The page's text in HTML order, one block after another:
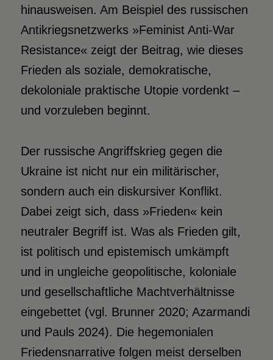
hinausweisen. Am Beispiel des russischen
Antikriegsnetzwerks »Feminist Anti-War
Resistance« zeigt der Beitrag, wie dieses
Frieden als soziale, demokratische,
dekoloniale praktische Utopie vordenkt –
und vorzuleben beginnt.
Der russische Angriffskrieg gegen die
Ukraine ist nicht nur ein militärischer,
sondern auch ein diskursiver Konflikt.
Dabei zeigt sich, dass »Frieden« kein
neutraler Begriff ist. Was als Frieden gilt,
ist politisch und epistemisch umkämpft
und in ungleiche geopolitische, koloniale
und gesellschaftliche Machtverhältnisse
eingebettet (vgl. Brunner 2020; Azarmandi
und Pauls 2024). Die hegemonialen
Friedensnarrative folgen meist derselben